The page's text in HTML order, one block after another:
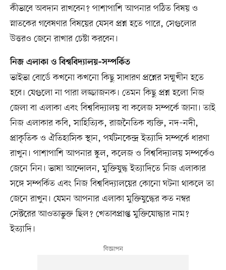
কীভাবে অবদান রাখবেন? পাশাপাশি আপনার পঠিত বিষয় ও
স্নাতকের গবেষণার বিষয়ের যেসব প্রশ্ন হতে পারে, সেগুলোর
উত্তরও জেনে রাখার চেষ্টা করবেন।
নিজ এলাকা ও বিশ্ববিদ্যালয়–সম্পর্কিত
ভাইভা বোর্ডে কখনো কখনো কিছু সাধারণ প্রশ্নের সম্মুখীন হতে
হবে। যেগুলো না পারা লজ্জাজনক। তেমন কিছু প্রশ্ন হলো নিজ
জেলা বা এলাকা এবং বিশ্ববিদ্যালয় বা কলেজ সম্পর্কে জানা। তাই
নিজ এলাকার কবি, সাহিত্যিক, রাজনৈতিক ব্যক্তি, নদ–নদী,
প্রাকৃতিক ও ঐতিহাসিক স্থান, পর্যটনকেন্দ্র ইত্যাদি সম্পর্কে ধারণা
রাখুন। পাশাপাশি আপনার স্কুল, কলেজ ও বিশ্ববিদ্যালয় সম্পর্কেও
জেনে নিন। ভাষা আন্দোলন, মুক্তিযুদ্ধ ইত্যাদিতে নিজ এলাকার
সঙ্গে সম্পর্কিত এবং নিজ বিশ্ববিদ্যালয়ের কোনো ঘটনা থাকলে তা
জেনে রাখুন। যেমন আপনার এলাকা মুক্তিযুদ্ধের কত নম্বর
সেক্টরের আওতাভুক্ত ছিল? খেতাবপ্রাপ্ত মুক্তিযোদ্ধার নাম?
ইত্যাদি।